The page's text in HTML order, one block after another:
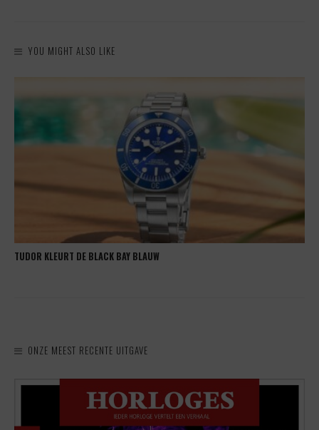
YOU MIGHT ALSO LIKE
TUDOR KLEURT DE BLACK BAY BLAUW
ONZE MEEST RECENTE UITGAVE